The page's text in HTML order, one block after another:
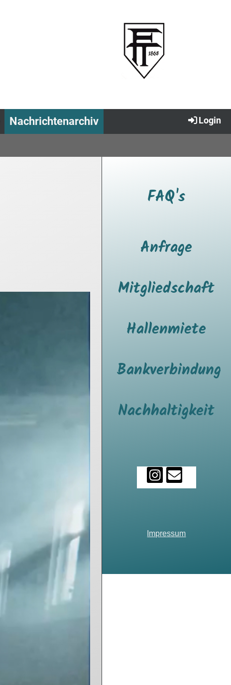
Nachrichtenarchiv Login
FAQ's
Anfrage
Mitgliedschaft
Hallenmiete
Bankverbindung
Nachhaltigkeit
Impressum